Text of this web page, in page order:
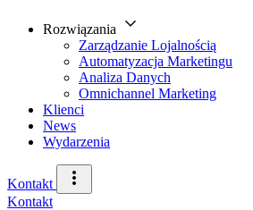
Rozwiązania
Zarządzanie Lojalnością
Automatyzacja Marketingu
Analiza Danych
Omnichannel Marketing
Klienci
News
Wydarzenia
Kontakt
Kontakt